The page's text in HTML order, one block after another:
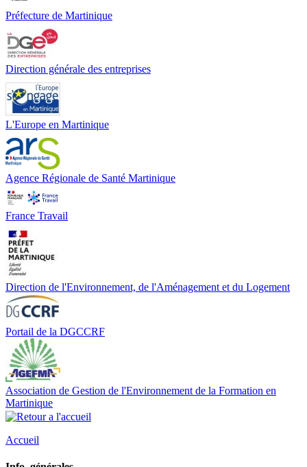
Préfecture de Martinique
Direction générale des entreprises
L'Europe en Martinique
Agence Régionale de Santé Martinique
France Travail
Direction de l'Environnement, de l'Aménagement et du Logement
Portail de la DGCCRF
Association de Gestion de l'Environnement de la Formation en
Martinique
Accueil